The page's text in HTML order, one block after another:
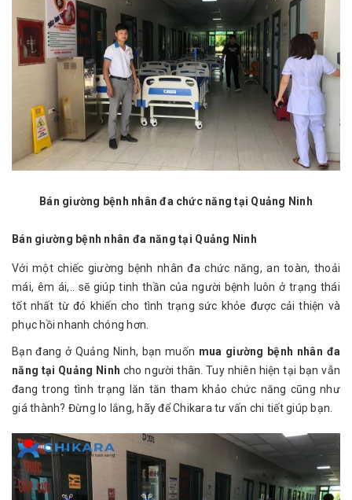
Bán giường bệnh nhân đa chức năng tại Quảng Ninh
Bán giường bệnh nhân đa năng tại Quảng Ninh
Với một chiếc giường bệnh nhân đa chức năng, an toàn, thoải
mái, êm ái,.. sẽ giúp tinh thần của người bệnh luôn ở trạng thái
tốt nhất từ đó khiến cho tình trạng sức khỏe được cải thiện và
phục hồi nhanh chóng hơn.
Bạn đang ở Quảng Ninh, bạn muốn mua giường bệnh nhân đa
năng tại Quảng Ninh cho người thân. Tuy nhiên hiện tại bạn vẫn
đang trong tình trạng lăn tăn tham khảo chức năng cũng như
giá thành? Đừng lo lắng, hãy để Chikara tư vấn chi tiết giúp bạn.